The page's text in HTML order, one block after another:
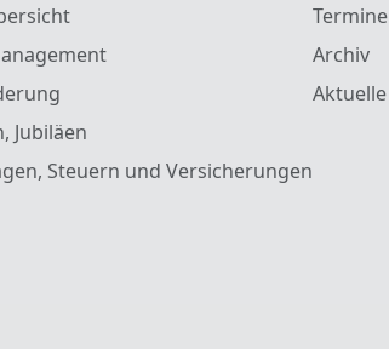
Jubiläen
Steuern und Versicherungen
Termine
Archiv
Aktuelle